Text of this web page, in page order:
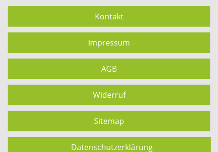
Kontakt
Impressum
AGB
Widerruf
Sitemap
Datenschutzerklärung